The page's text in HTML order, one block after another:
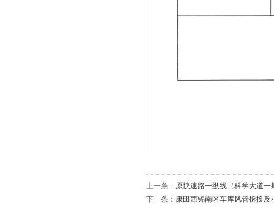
上一条： 原快速路一纵线（科学大道
下一条： 康田西锦南区车库风管拆换